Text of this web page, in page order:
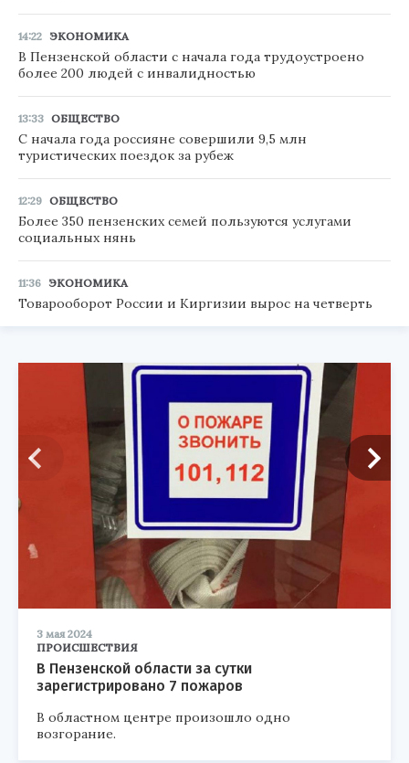
14:22 ЭКОНОМИКА
В Пензенской области с начала года трудоустроено
более 200 людей с инвалидностью
13:33 ОБЩЕСТВО
С начала года россияне совершили 9,5 млн
туристических поездок за рубеж
12:29 ОБЩЕСТВО
Более 350 пензенских семей пользуются услугами
социальных нянь
11:36 ЭКОНОМИКА
Товарооборот России и Киргизии вырос на четверть
3 мая 2024
ПРОИСШЕСТВИЯ
В Пензенской области за сутки
зарегистрировано 7 пожаров
В областном центре произошло одно
возгорание.